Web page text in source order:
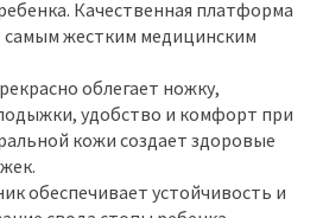
Качественная платформа
самым жестким медицинским
облегает ножку,
удобство и комфорт при
кожи создает здоровые
обеспечивает устойчивость и